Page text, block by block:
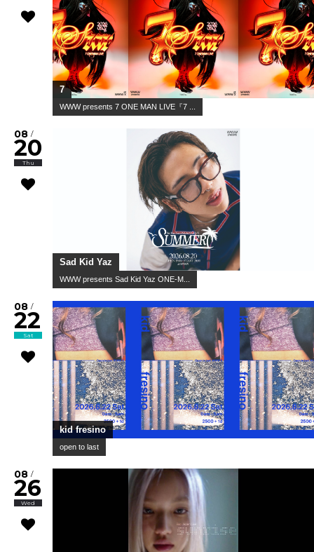
7
WWW presents 7 ONE MAN LIVE『7 ...
08 /
20
Thu
Sad Kid Yaz
WWW presents Sad Kid Yaz ONE-M...
08 /
22
Sat
kid fresino
open to last
08 /
26
Wed